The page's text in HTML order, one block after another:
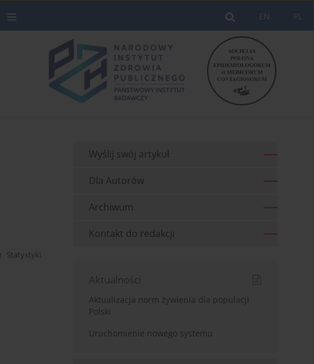
PL
EN
Statystyki
Wyślij swój artykuł
Dla Autorów
Archiwum
Kontakt do redakcji
Aktualności
Aktualizacja norm żywienia dla populacji
Polski
Uruchomienie nowego systemu